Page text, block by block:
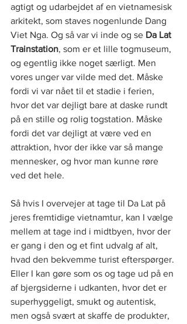
agtigt og udarbejdet af en vietnamesisk
arkitekt, som staves nogenlunde Dang
Viet Nga. Og så var vi inde og se Da Lat
Trainstation, som er et lille togmuseum,
og egentlig ikke noget særligt. Men
vores unger var vilde med det. Måske
fordi vi var nået til et stadie i ferien,
hvor det var dejligt bare at daske rundt
på en stille og rolig togstation. Måske
fordi det var dejligt at være ved en
attraktion, hvor der ikke var så mange
mennesker, og hvor man kunne røre
ved det hele.
Så hvis I overvejer at tage til Da Lat på
jeres fremtidige vietnamtur, kan I vælge
mellem at tage ind i midtbyen, hvor der
er gang i den og et fint udvalg af alt,
hvad den bekvemme turist efterspørger.
Eller I kan gøre som os og tage ud på en
af bjergsiderne i udkanten, hvor det er
superhyggeligt, smukt og autentisk,
men også svært at skaffe de produkter,